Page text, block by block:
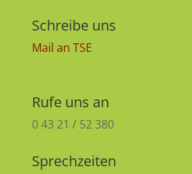
Schreibe uns
Mail an TSE
Rufe uns an
0 43 21 / 52 380
Sprechzeiten